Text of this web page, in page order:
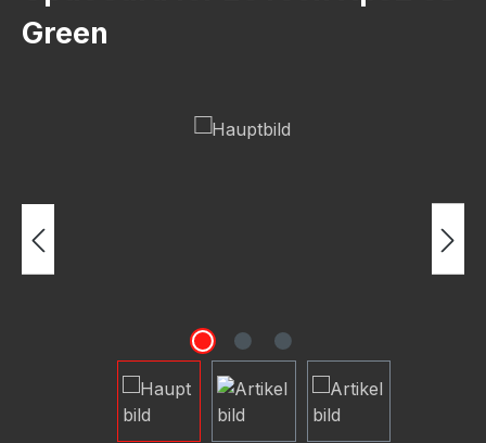
Green
Preskoči galeriju slika